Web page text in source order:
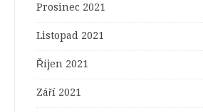
Prosinec 2021
Listopad 2021
Říjen 2021
Září 2021